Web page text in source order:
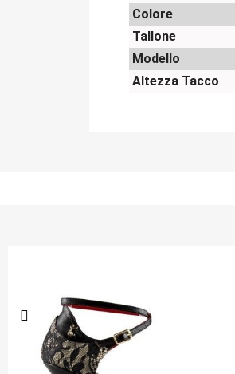
Colore
Tallone
Modello
Altezza Tacco